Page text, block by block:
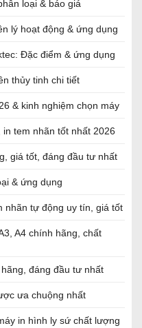
loại & báo giá
lý hoạt động & ứng dụng
Đặc điểm & ứng dụng
thủy tinh chi tiết
& kinh nghiệm chọn máy
tem nhãn tốt nhất 2026
giá tốt, đáng đầu tư nhất
& ứng dụng
nhãn tự động uy tín, giá tốt
A4 chính hãng, chất
đáng đầu tư nhất
ưa chuộng nhất
in hình ly sứ chất lượng